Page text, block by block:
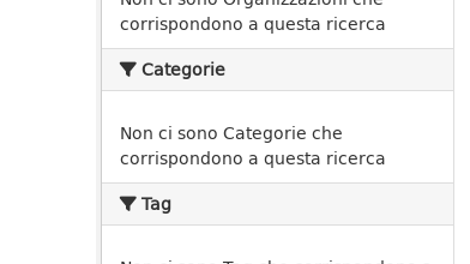
corrispondono a questa ricerca
Categorie
Non ci sono Categorie che
corrispondono a questa ricerca
Tag